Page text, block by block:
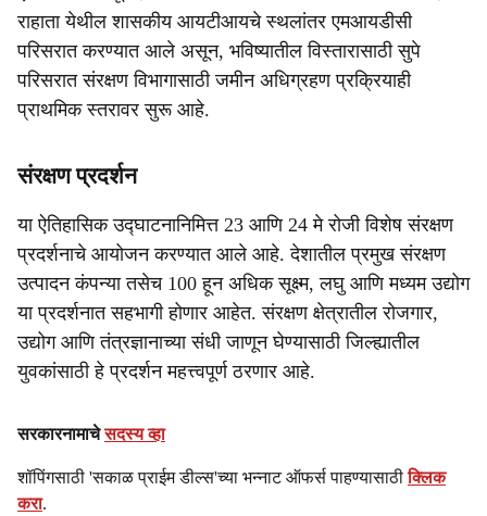
राहाता येथील शासकीय आयटीआयचे स्थलांतर एमआयडीसी
परिसरात करण्यात आले असून, भविष्यातील विस्तारासाठी सुपे
परिसरात संरक्षण विभागासाठी जमीन अधिग्रहण प्रक्रियाही
प्राथमिक स्तरावर सुरू आहे.
संरक्षण प्रदर्शन
या ऐतिहासिक उद्घाटनानिमित्त 23 आणि 24 मे रोजी विशेष संरक्षण
प्रदर्शनाचे आयोजन करण्यात आले आहे. देशातील प्रमुख संरक्षण
उत्पादन कंपन्या तसेच 100 हून अधिक सूक्ष्म, लघु आणि मध्यम उद्योग
या प्रदर्शनात सहभागी होणार आहेत. संरक्षण क्षेत्रातील रोजगार,
उद्योग आणि तंत्रज्ञानाच्या संधी जाणून घेण्यासाठी जिल्ह्यातील
युवकांसाठी हे प्रदर्शन महत्त्वपूर्ण ठरणार आहे.
सरकारनामाचेसदस्य व्हा
शॉपिंगसाठी 'सकाळ प्राईम डील्स'च्या भन्नाट ऑफर्स पाहण्यासाठीक्लिक
करा.